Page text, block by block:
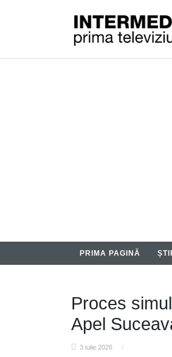
PRIMA PAGINĂ
Proces
Apel
3 iulie 2026 /